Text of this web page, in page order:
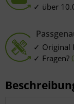
über
Original
Fragen?